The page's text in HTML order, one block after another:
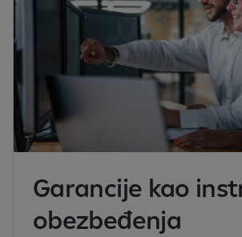
Garancije kao
obezbeđenja